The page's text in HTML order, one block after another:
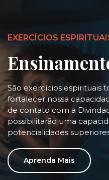
EXERCÍCIOS
São exercícios espirituais
fortalecer nossa
de contato com a
possibilitarão uma
potencialidades
Aprenda Mais